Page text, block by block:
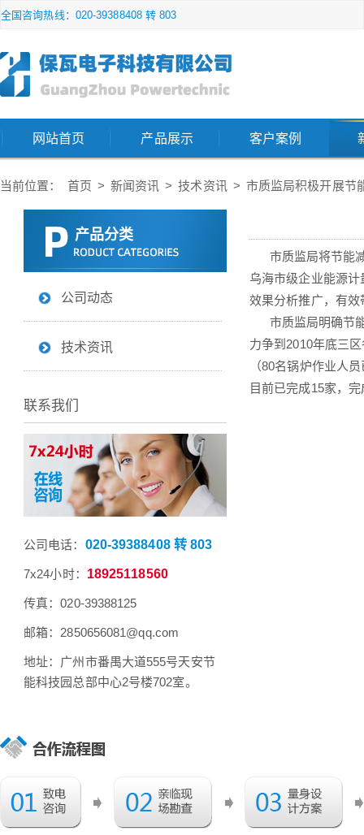
全国咨询热线：020-39388408 转 803
网站首页 产品展示 客户案例
当前位置： 首页 > 新闻资讯 > 技术资讯 > 市质监局积极开展节
市质监局将节能减
乌海市级企业能源
效果分析推广，有
市质监局明确节
力争到2010年底三
（80名锅炉作业人
目前已完成15家，
产品分类
公司动态
技术资讯
联系我们
公司电话： 020-39388408 转 803
7x24小时： 18925118560
传真：020-39388125
邮箱：2850656081@qq.com
地址：广州市番禺大道555号天安节
能科技园总部中心2号楼702室。